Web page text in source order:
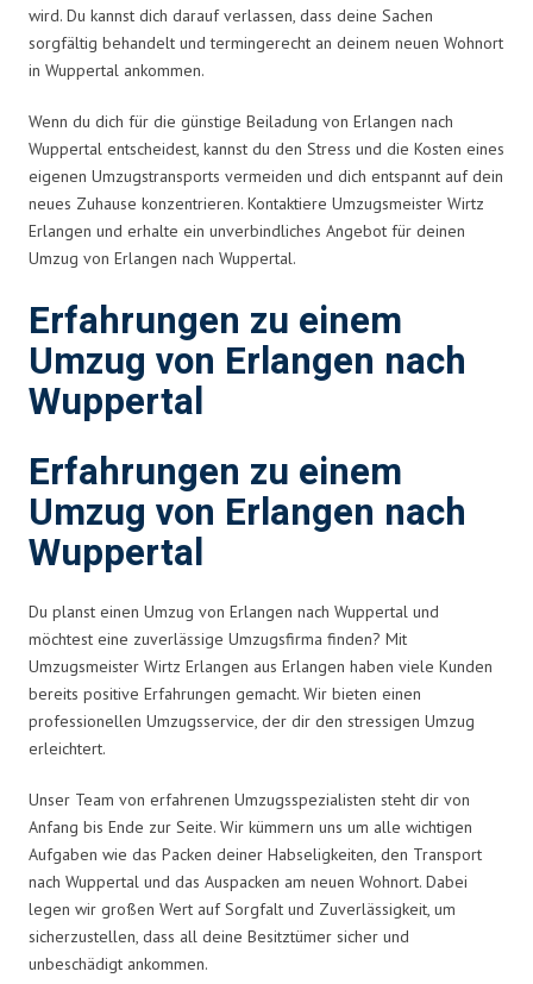
wird. Du kannst dich darauf verlassen, dass deine Sachen
sorgfältig behandelt und termingerecht an deinem neuen Wohnort
in Wuppertal ankommen.
Wenn du dich für die günstige Beiladung von Erlangen nach
Wuppertal entscheidest, kannst du den Stress und die Kosten eines
eigenen Umzugstransports vermeiden und dich entspannt auf dein
neues Zuhause konzentrieren. Kontaktiere Umzugsmeister Wirtz
Erlangen und erhalte ein unverbindliches Angebot für deinen
Umzug von Erlangen nach Wuppertal.
Erfahrungen zu einem
Umzug von Erlangen nach
Wuppertal
Erfahrungen zu einem
Umzug von Erlangen nach
Wuppertal
Du planst einen Umzug von Erlangen nach Wuppertal und
möchtest eine zuverlässige Umzugsfirma finden? Mit
Umzugsmeister Wirtz Erlangen aus Erlangen haben viele Kunden
bereits positive Erfahrungen gemacht. Wir bieten einen
professionellen Umzugsservice, der dir den stressigen Umzug
erleichtert.
Unser Team von erfahrenen Umzugsspezialisten steht dir von
Anfang bis Ende zur Seite. Wir kümmern uns um alle wichtigen
Aufgaben wie das Packen deiner Habseligkeiten, den Transport
nach Wuppertal und das Auspacken am neuen Wohnort. Dabei
legen wir großen Wert auf Sorgfalt und Zuverlässigkeit, um
sicherzustellen, dass all deine Besitztümer sicher und
unbeschädigt ankommen.